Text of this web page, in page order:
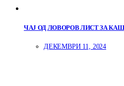
ЧАЈ ОД ЛОВОРОВ ЛИСТ ЗА
ДЕКЕМВРИ 11, 2024